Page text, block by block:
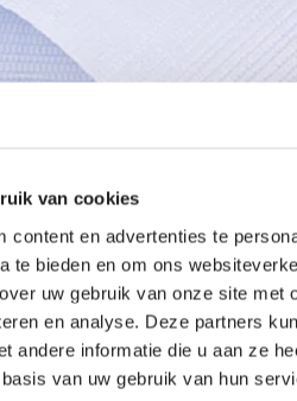
van cookies
content en advertenties te
te bieden en om ons
uw gebruik van onze site met
en analyse. Deze partners
andere informatie die u aan ze
van uw gebruik van hun
100 WHITE LINED